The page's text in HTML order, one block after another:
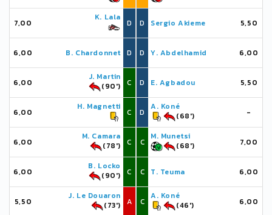
7,00
K. Lala
D
6,00 B. Chardonnet D
6,00
J. Martin
(90')
C
6,00
H. Magnetti
C
6,00
M. Camara
(78')
C
6,00
B. Locko
(90')
C
5,50
J. Le Douaron
(73')
A
D Sergio Akieme 5,50
D Y. Abdelhamid 6,00
D E. Agbadou 5,50
D
A. Koné
(68')
-
C
M. Munetsi
(68')
7,00
C T. Teuma 6,00
C
A. Koné
(46')
6,00